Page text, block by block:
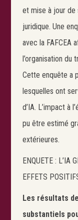
et mise à jour de
juridique. Une
avec la FAFCEA
l’organisation du
Cette enquête a
lesquelles ont
d’IA. L’impact à
pu être estimé
extérieures.
ENQUETE : L’IA
EFFETS
Les résultats
substantiels